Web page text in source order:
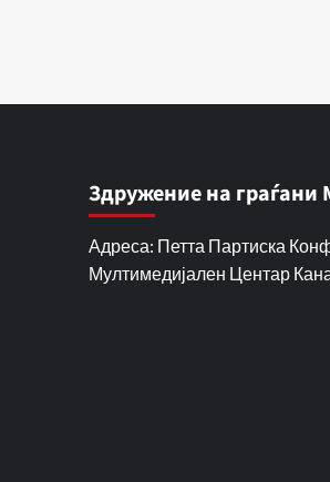
Здружение на
Адреса: Петта Партиска
Мултимедијален Центар